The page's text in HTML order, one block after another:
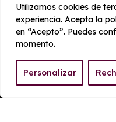
Utilizamos cookies de
experiencia. Acepta la
en “Acepto”. Puedes
momento.
Personalizar
Emisiones
471 g/km
Pedir Presupuesto